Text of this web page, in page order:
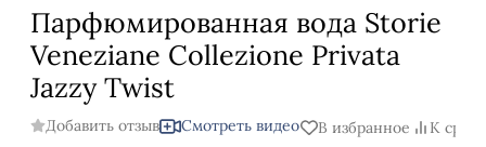
Парфюмированная вода Storie
Veneziane Collezione Privata
Jazzy Twist
Добавить отзыв Смотреть видео В избранное К